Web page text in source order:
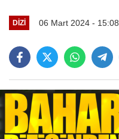
DIZI 06 Mart 2024 - 15:08